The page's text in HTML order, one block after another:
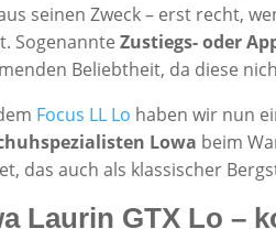
seinen Zweck – erst recht,
SogenannteZustiegs- oder
Beliebtheit, da diese
Focus LL Lo haben wir nun
Lowa beim
das auch als klassischer
Laurin GTX Lo –